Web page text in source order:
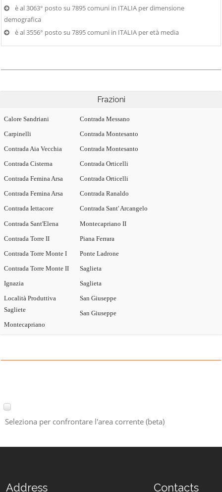
è al 3063° posto su 7895 comuni in ITALIA per dimensione
demografica
è al 3556° posto su 7895 comuni in ITALIA per età media
Frazioni
Calore Sandriani
Carpinelli
Contrada Aia Vecchia
Contrada Cisterna
Contrada Femina Arsa
Contrada Femina Arsa
Contrada Iettacore
Contrada Messano
Contrada Montesanto
Contrada Montesanto
Contrada Orticelli
Contrada Orticelli
Contrada Ranaldo
Contrada Sant' Arcangelo
Contrada Sant'Elena
Contrada Torre II
Contrada Torre Monte I
Contrada Torre Monte II
Ignazia
Località Produttiva
Sagliete
Montecapriano
Montecapriano II
Piana Ferrara
Ponte Ladrone
Saglieta
Saglieta
San Giuseppe
San Giuseppe
Seleziona per confrontare l'area corrente (beta)
Address Contacts